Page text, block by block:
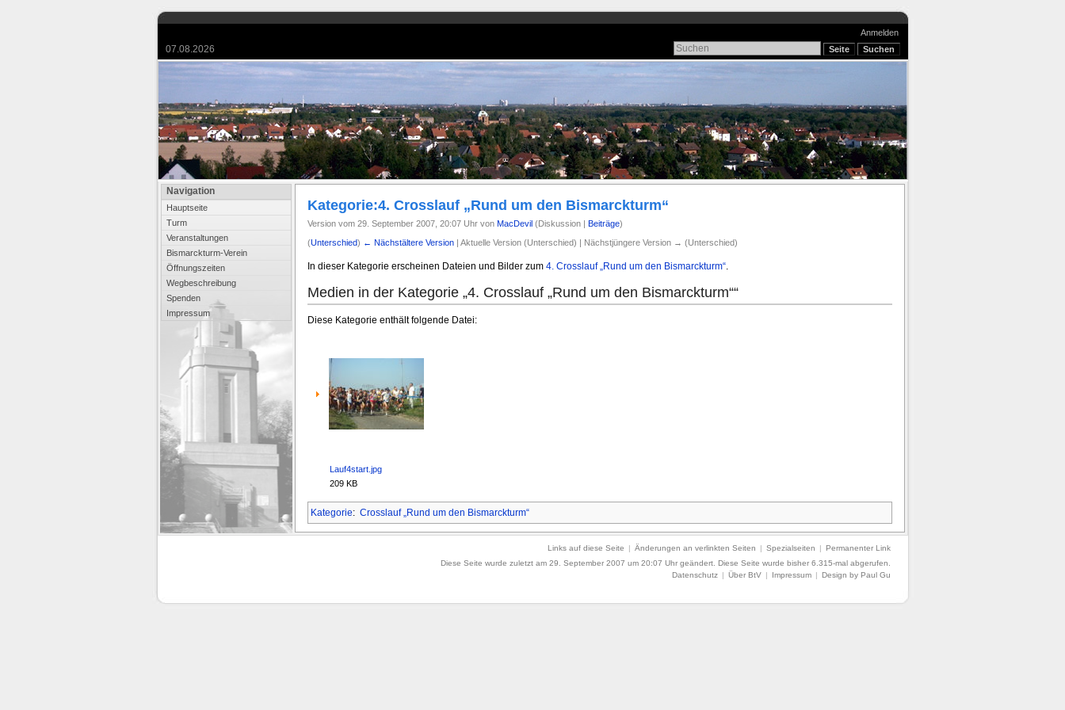
07.08.2026
Anmelden
Navigation
Hauptseite
Turm
Veranstaltungen
Bismarckturm-Verein
Öffnungszeiten
Wegbeschreibung
Spenden
Impressum
Kategorie:4. Crosslauf „Rund um den Bismarckturm“
Version vom 29. September 2007, 20:07 Uhr von MacDevil (Diskussion | Beiträge)
(Unterschied) ← Nächstältere Version| Aktuelle Version (Unterschied) | Nächstjüngere Version → (Unterschied)
In dieser Kategorie erscheinen Dateien und Bilder zum 4. Crosslauf „Rund um den Bismarckturm“.
Medien in der Kategorie „4. Crosslauf „Rund um den Bismarckturm““
Diese Kategorie enthält folgende Datei:
Lauf4start.jpg
209 KB
Kategorie: Crosslauf „Rund um den Bismarckturm“
Links auf diese Seite | Änderungen an verlinkten Seiten | Spezialseiten | Permanenter Link
Diese Seite wurde zuletzt am 29. September 2007 um 20:07 Uhr geändert. Diese Seite wurde bisher 6.315-mal abgerufen.
Datenschutz | Über BtV | Impressum | Design by Paul Gu